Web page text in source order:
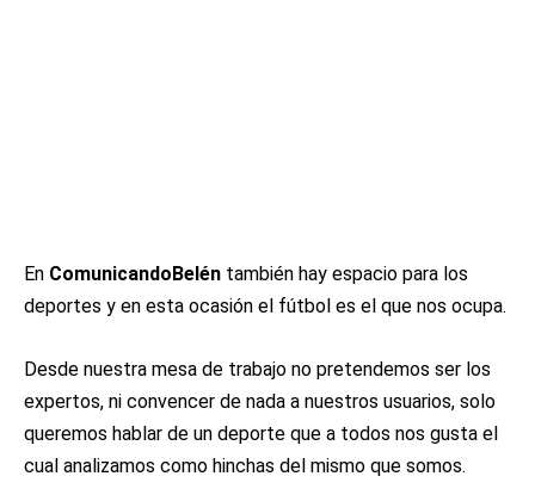
En ComunicandoBelén también hay espacio para los
deportes y en esta ocasión el fútbol es el que nos ocupa.
Desde nuestra mesa de trabajo no pretendemos ser los
expertos, ni convencer de nada a nuestros usuarios, solo
queremos hablar de un deporte que a todos nos gusta el
cual analizamos como hinchas del mismo que somos.